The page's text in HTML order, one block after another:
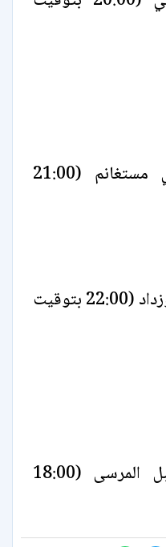
اتحاد العاصمة - ترجي مستغانم (21:00
شبيبة الساورة - شباب بلوزداد (22:00 بتوقيت
شبيبة العمران - مستقبل المرسى (18:00